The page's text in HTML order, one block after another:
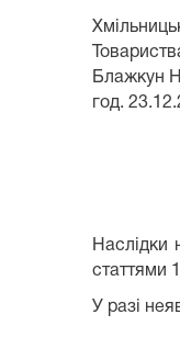
Блажкун
год.
Наслідки
статтями
У разі